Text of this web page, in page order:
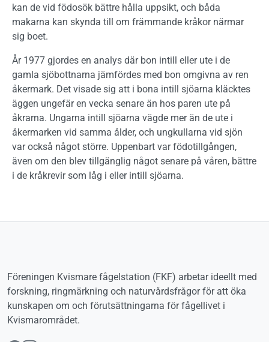
kan de vid födosök bättre hålla uppsikt, och båda
makarna kan skynda till om främmande kråkor närmar
sig boet.
År 1977 gjordes en analys där bon intill eller ute i de
gamla sjöbottnarna jämfördes med bon omgivna av ren
åkermark. Det visade sig att i bona intill sjöarna kläcktes
äggen ungefär en vecka senare än hos paren ute på
åkrarna. Ungarna intill sjöarna vägde mer än de ute i
åkermarken vid samma ålder, och ungkullarna vid sjön
var också något större. Uppenbart var födotillgången,
även om den blev tillgänglig något senare på våren, bättre
i de kråkrevir som låg i eller intill sjöarna.
Föreningen Kvismare fågelstation (FKF) arbetar ideellt med
forskning, ringmärkning och naturvårdsfrågor för att öka
kunskapen om och förutsättningarna för fågellivet i
Kvismarområdet.